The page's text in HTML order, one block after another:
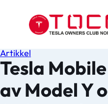
Tesla
av Model Y
Artikkel